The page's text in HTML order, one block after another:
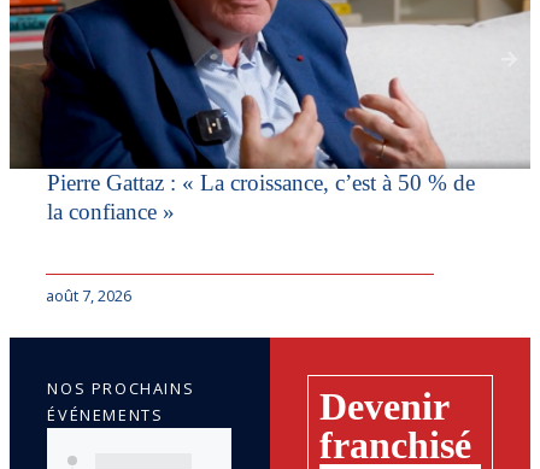
Pierre Gattaz : « La croissance, c’est à 50 % de
la confiance »
août 7, 2026
Devenir
franchisé
NOS PROCHAINS
ÉVÉNEMENTS